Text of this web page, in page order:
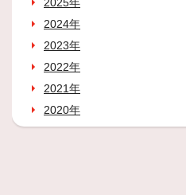
2024年
2023年
2022年
2021年
2020年